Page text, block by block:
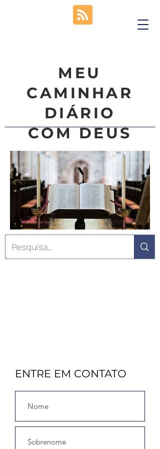
MEU
CAMINHAR
DIÁRIO
COM DEUS
ENTRE EM CONTATO